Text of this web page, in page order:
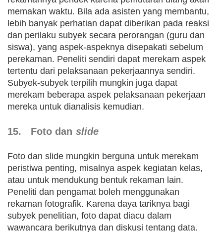
memakan waktu. Bila ada asisten yang membantu,
lebih banyak perhatian dapat diberikan pada reaksi
dan perilaku subyek secara perorangan (guru dan
siswa), yang aspek-aspeknya disepakati sebelum
perekaman. Peneliti sendiri dapat merekam aspek
tertentu dari pelaksanaan pekerjaannya sendiri.
Subyek-subyek terpilih mungkin juga dapat
merekam beberapa aspek pelaksanaan pekerjaan
mereka untuk dianalisis kemudian.
15. Foto dan slide
Foto dan slide mungkin berguna untuk merekam
peristiwa penting, misalnya aspek kegiatan kelas,
atau untuk mendukung bentuk rekaman lain.
Peneliti dan pengamat boleh menggunakan
rekaman fotografik. Karena daya tariknya bagi
subyek penelitian, foto dapat diacu dalam
wawancara berikutnya dan diskusi tentang data.